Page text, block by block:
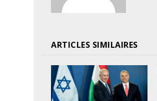
ARTICLES SIMILAIRES